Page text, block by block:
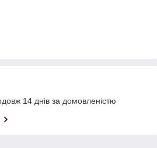
14 днів за домовленістю